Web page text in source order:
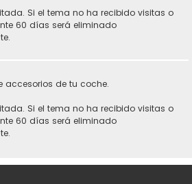
Si el tema no ha recibido visitas o
60 días será eliminado
accesorios de tu coche.
Si el tema no ha recibido visitas o
60 días será eliminado